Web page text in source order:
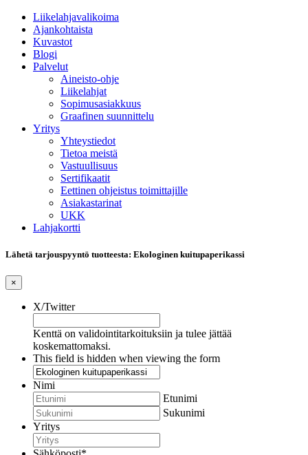
Liikelahjavalikoima
Ajankohtaista
Kuvastot
Blogi
Palvelut
Aineisto-ohje
Liikelahjat
Sopimusasiakkuus
Graafinen suunnittelu
Yritys
Yhteystiedot
Tietoa meistä
Vastuullisuus
Sertifikaatit
Eettinen ohjeistus toimittajille
Asiakastarinat
UKK
Lahjakortti
Lähetä tarjouspyyntö tuotteesta: Ekologinen kuitupaperikassi
×
X/Twitter
Kenttä on validointitarkoituksiin ja tulee jättää
koskemattomaksi.
This field is hidden when viewing the form
Nimi
Etunimi
Sukunimi
Yritys